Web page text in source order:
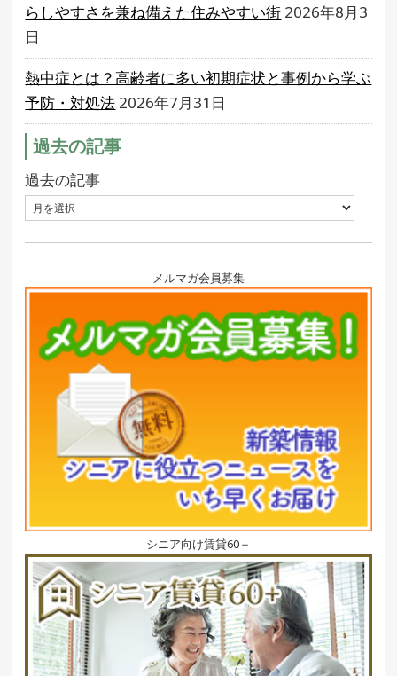
らしやすさを兼ね備えた住みやすい街 2026年8月3
日
熱中症とは？高齢者に多い初期症状と事例から学ぶ
予防・対処法 2026年7月31日
過去の記事
過去の記事
メルマガ会員募集
シニア向け賃貸60＋